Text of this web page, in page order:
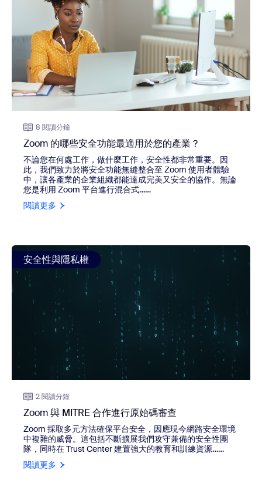
8 閱讀分鐘
Zoom 的哪些安全功能最適用於您的產業？
不論您在何處工作，做什麼工作，安全性都非常重要。因
此，我們致力於將安全功能無縫整合至 Zoom 使用者體驗
中，讓各產業的企業組織都能達成完美又安全的協作。無論
您是利用 Zoom 平台進行混合式……
閱讀更多
view: Zoom 與 MITRE 合作進行原始碼審查
安全性與隱私權
2 閱讀分鐘
Zoom 與 MITRE 合作進行原始碼審查
Zoom 採取多元方法確保平台安全，因應現今網路安全環境
中複雜的威脅。這包括不斷擴展我們攻守兼備的安全性團
隊，同時在 Trust Center 建置強大的教育和訓練資源……
閱讀更多